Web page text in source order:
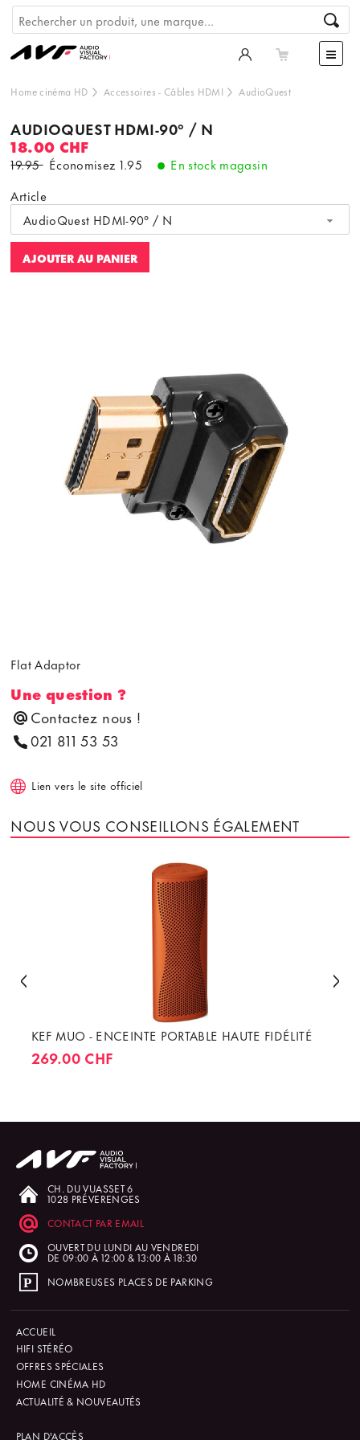
Home cinéma HD Accessoires - Câbles HDMI AudioQuest
AUDIOQUEST HDMI-90° / N
18.00 CHF
19.95 Économisez 1.95
En stock magasin
Article
AudioQuest HDMI-90° / N
AJOUTER AU PANIER
Flat Adaptor
Une question ?
Contactez nous !
021 811 53 53
Lien vers le site officiel
NOUS VOUS CONSEILLONS ÉGALEMENT
KEF MUO - ENCEINTE PORTABLE HAUTE FIDÉLITÉ
269.00 CHF
CH. DU VUASSET 6
1028 PRÉVERENGES
CONTACT PAR EMAIL
OUVERT DU LUNDI AU VENDREDI
DE 09:00 À 12:00 & 13:00 À 18:30
NOMBREUSES PLACES DE PARKING
ACCUEIL
HIFI STÉRÉO
OFFRES SPÉCIALES
HOME CINÉMA HD
ACTUALITÉ & NOUVEAUTÉS
PLAN D'ACCÈS